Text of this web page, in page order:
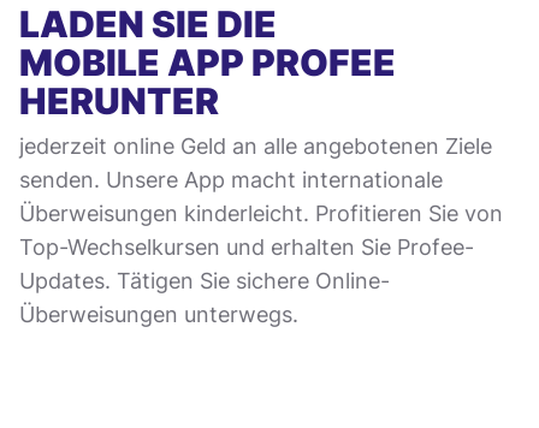
LADEN SIE DIE
MOBILE APP PROFEE
HERUNTER
jederzeit online Geld an alle angebotenen Ziele
senden. Unsere App macht internationale
Überweisungen kinderleicht. Profitieren Sie von
Top-Wechselkursen und erhalten Sie Profee-
Updates. Tätigen Sie sichere Online-
Überweisungen unterwegs.